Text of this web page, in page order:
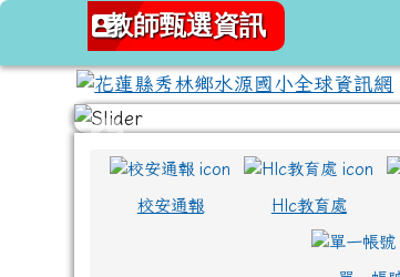
跳至主內容區
花蓮縣秀林鄉水源國
教師甄選資訊
上中區域內容
校安通報 Hlc教育處
頁尾區域